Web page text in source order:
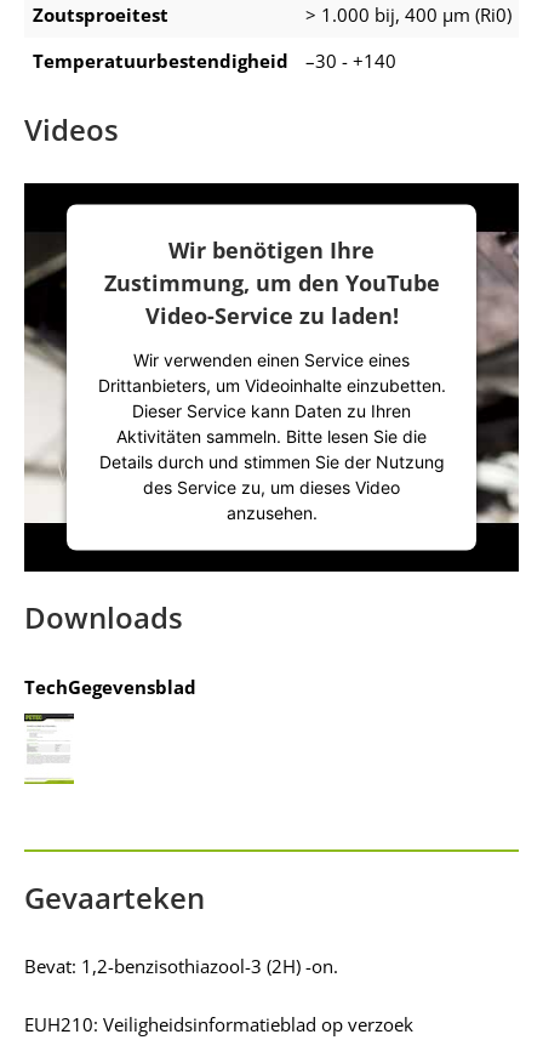
Zoutsproeitest
> 1.000 bij, 400 μm (Ri0)
Temperatuurbestendigheid
–30 - +140
Videos
Wir benötigen Ihre
Zustimmung, um den YouTube
Video-Service zu laden!
Wir verwenden einen Service eines
Drittanbieters, um Videoinhalte einzubetten.
Dieser Service kann Daten zu Ihren
Aktivitäten sammeln. Bitte lesen Sie die
Details durch und stimmen Sie der Nutzung
des Service zu, um dieses Video
anzusehen.
powered by
Downloads
TechGegevensblad
Gevaarteken
Bevat: 1,2-benzisothiazool-3 (2H) -on.
EUH210: Veiligheidsinformatieblad op verzoek